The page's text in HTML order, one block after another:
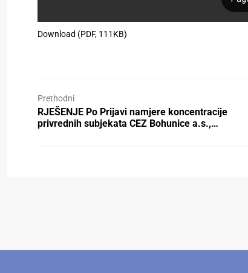
Download (PDF, 111KB)
Prethodni
RJEŠENJE Po Prijavi namjere koncentracije
privrednih subjekata CEZ Bohunice a.s.,…